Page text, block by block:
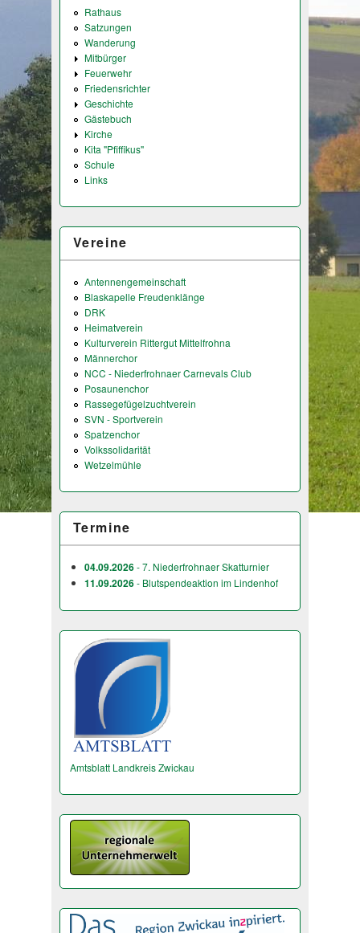
Rathaus
Satzungen
Wanderung
Mitbürger
Feuerwehr
Friedensrichter
Geschichte
Gästebuch
Kirche
Kita "Pfiffikus"
Schule
Links
Vereine
Antennengemeinschaft
Blaskapelle Freudenklänge
DRK
Heimatverein
Kulturverein Rittergut Mittelfrohna
Männerchor
NCC - Niederfrohnaer Carnevals Club
Posaunenchor
Rassegefügelzuchtverein
SVN - Sportverein
Spatzenchor
Volkssolidarität
Wetzelmühle
Termine
04.09.2026- 7. Niederfrohnaer Skatturnier
11.09.2026- Blutspendeaktion im Lindenhof
Amtsblatt Landkreis Zwickau